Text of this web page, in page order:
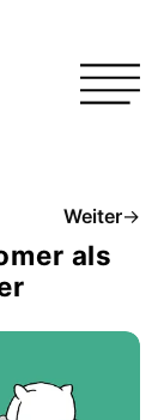
Weiter→
als